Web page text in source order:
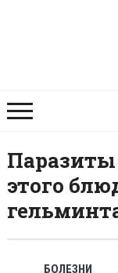
этого
БОЛЕЗНИ